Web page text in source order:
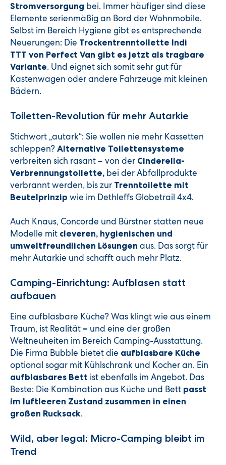
Stromversorgung bei. Immer häufiger sind diese
Elemente serienmäßig an Bord der Wohnmobile.
Selbst im Bereich Hygiene gibt es entsprechende
Neuerungen: Die Trockentrenntoilette Indi
TTT von Perfect Van gibt es jetzt als tragbare
Variante. Und eignet sich somit sehr gut für
Kastenwagen oder andere Fahrzeuge mit kleinen
Bädern.
Toiletten-Revolution für mehr Autarkie
Stichwort „autark“: Sie wollen nie mehr Kassetten
schleppen? Alternative Toilettensysteme
verbreiten sich rasant – von der Cinderella-
Verbrennungstoilette, bei der Abfallprodukte
verbrannt werden, bis zur Trenntoilette mit
Beutelprinzip wie im Dethleffs Globetrail 4x4.
Auch Knaus, Concorde und Bürstner statten neue
Modelle mit cleveren, hygienischen und
umweltfreundlichen Lösungen aus. Das sorgt für
mehr Autarkie und schafft auch mehr Platz.
Camping-Einrichtung: Aufblasen statt
aufbauen
Eine aufblasbare Küche? Was klingt wie aus einem
Traum, ist Realität – und eine der großen
Weltneuheiten im Bereich Camping-Ausstattung.
Die Firma Bubble bietet die aufblasbare Küche
optional sogar mit Kühlschrank und Kocher an. Ein
aufblasbares Bett ist ebenfalls im Angebot. Das
Beste: Die Kombination aus Küche und Bett passt
im luftleeren Zustand zusammen in einen
großen Rucksack.
Wild, aber legal: Micro-Camping bleibt im
Trend